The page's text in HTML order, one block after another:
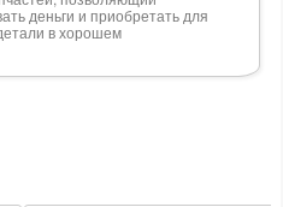
деньги и приобретать для
в хорошем